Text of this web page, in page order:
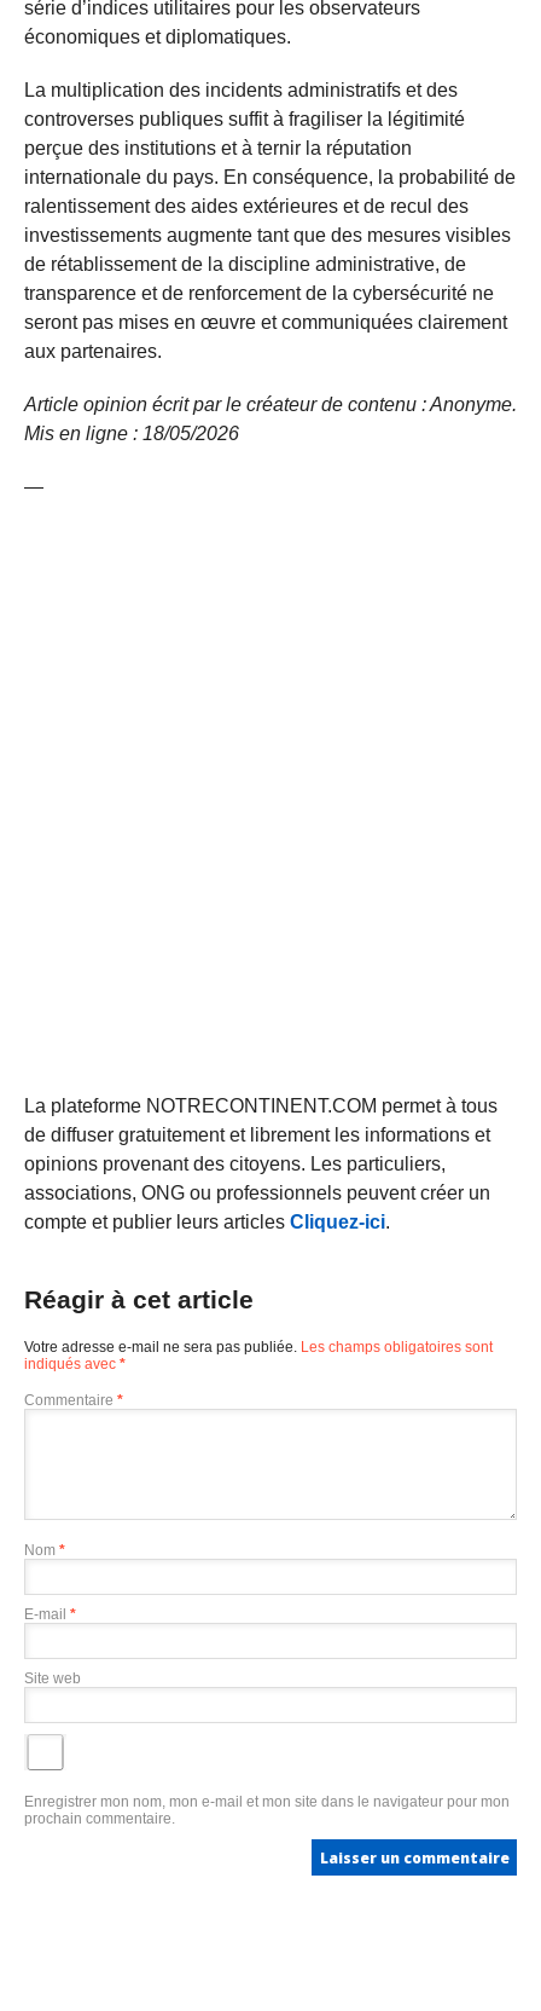
série d’indices utilitaires pour les observateurs
économiques et diplomatiques.
La multiplication des incidents administratifs et des
controverses publiques suffit à fragiliser la légitimité
perçue des institutions et à ternir la réputation
internationale du pays. En conséquence, la probabilité de
ralentissement des aides extérieures et de recul des
investissements augmente tant que des mesures visibles
de rétablissement de la discipline administrative, de
transparence et de renforcement de la cybersécurité ne
seront pas mises en œuvre et communiquées clairement
aux partenaires.
Article opinion écrit par le créateur de contenu : Anonyme.
Mis en ligne : 18/05/2026
—
La plateforme NOTRECONTINENT.COM permet à tous
de diffuser gratuitement et librement les informations et
opinions provenant des citoyens. Les particuliers,
associations, ONG ou professionnels peuvent créer un
compte et publier leurs articles Cliquez-ici.
Réagir à cet article
Votre adresse e-mail ne sera pas publiée. Les champs obligatoires sont
indiqués avec *
Commentaire *
Nom *
E-mail *
Site web
Enregistrer mon nom, mon e-mail et mon site dans le navigateur pour mon
prochain commentaire.